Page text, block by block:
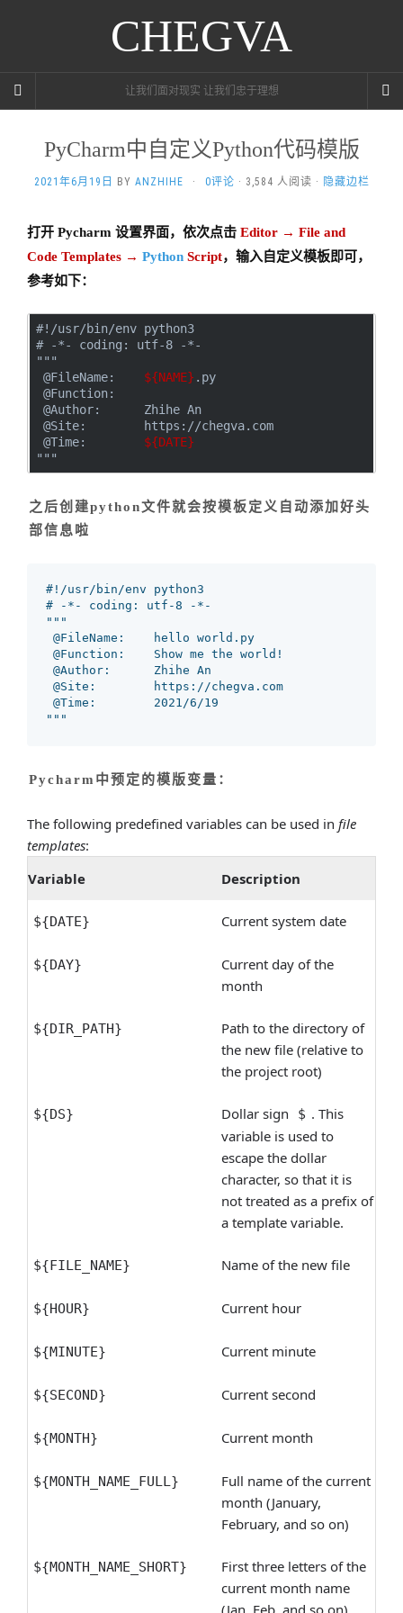
CHEGVA
让我们面对现实 让我们忠于理想
PyCharm中自定义Python代码模版
2021年6月19日 BY ANZHIHE · 0评论 · 3,584 人阅读 · 隐藏边栏
打开 Pycharm 设置界面，依次点击 Editor → File and
Code Templates → Python Script，输入自定义模板即可，
参考如下：
#!/usr/bin/env python3
# -*- coding: utf-8 -*-
"""
@FileName: ${NAME} .py
@Function:
@Author:      Zhihe An
@Site:        https://chegva.com
@Time: ${DATE}
"""
之后创建python文件就会按模板定义自动添加好头
部信息啦
#!/usr/bin/env python3
# -*- coding: utf-8 -*-
"""
@FileName:    hello world.py
@Function:    Show me the world!
@Author:      Zhihe An
@Site:        https://chegva.com
@Time:        2021/6/19
"""
Pycharm中预定的模版变量：
The following predefined variables can be used in file
templates:
Variable
Description
${DATE} Current system date
${DAY}
Current day of the
month
${DIR_PATH}
Path to the directory of
the new file (relative to
the project root)
${DS} Dollar sign $ . This
variable is used to
escape the dollar
character, so that it is
not treated as a prefix of
a template variable.
${FILE_NAME} Name of the new file
${HOUR} Current hour
${MINUTE} Current minute
${SECOND} Current second
${MONTH} Current month
${MONTH_NAME_FULL}
Full name of the current
month (January,
February, and so on)
${MONTH_NAME_SHORT}
First three letters of the
current month name
(Jan, Feb, and so on)